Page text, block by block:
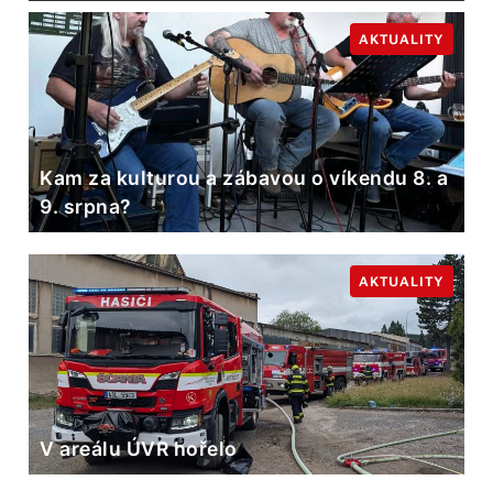
Kam za kulturou a zábavou o víkendu 8. a
9. srpna?
AKTUALITY
V areálu ÚVR hořelo
AKTUALITY